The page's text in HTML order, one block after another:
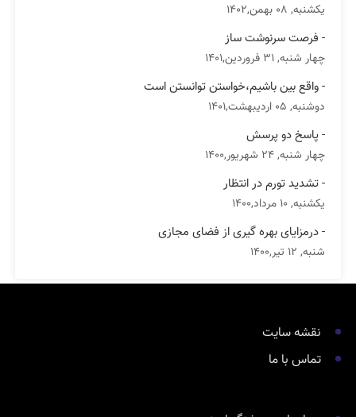
یکشنبه, 08 بهمن,1402
- فرصت سرنوشت ساز
چهار شنبه, 31 فروردین,1401
- واقع بین باشیم،خواستن توانستن است
دوشنبه, 05 اردیبهشت,1401
- پاسخ دو پرسش
چهار شنبه, 24 شهریور,1400
- تشدید تورم در انتظار
یکشنبه, 10 مرداد,1400
- درمزایای بهره گیری از فضای مجازی
شنبه, 12 تیر,1400
نقشه سایت
تماس با ما